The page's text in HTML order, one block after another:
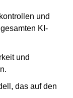
und
KI-
und
das auf den